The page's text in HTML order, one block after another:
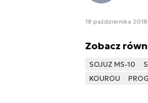
18 października
Zobacz
SOJUZ MS-10
KOUROU